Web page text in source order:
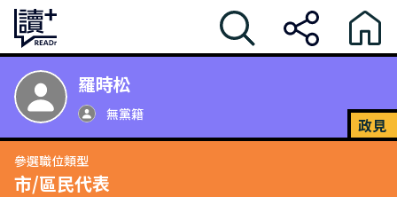
羅時松
無黨籍
政見
參選職位類型
市/區民代表